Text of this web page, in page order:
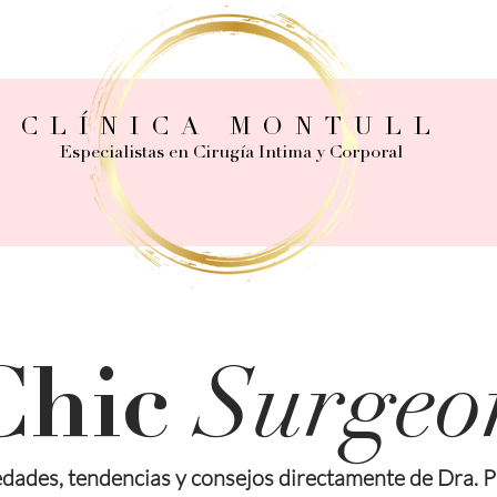
CLÍNICA MONTULL
Especialistas en Cirugía Intima y Corporal
tendencias y consejos directamente de Dra.